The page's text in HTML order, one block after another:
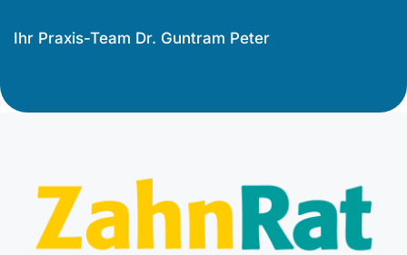
Ihr Praxis-Team Dr. Guntram Peter